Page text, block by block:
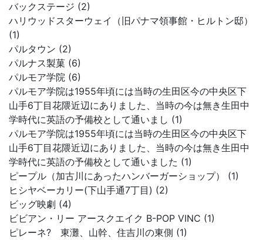
バックステージ (2)
ハリウッドスターウェイ（旧パナマ領事館・ヒルトン邸）
(1)
パルタウン (2)
パルナス製菓 (6)
パルモア学院 (6)
パルモア学院は1955年頃には当時の生田区今の中央区下
山手6丁目花隈近辺にありました、当時の今は無き生田中
学時代に英語の予備校として通いまし (1)
パルモア学院は1955年頃には当時の生田区今の中央区下
山手6丁目花隈近辺にありました、当時の今は無き生田中
学時代に英語の予備校として通いました (1)
ピープル（加古川にあったハンバーガーショップ） (1)
ヒシヤベーカリー(下山手通7丁目) (2)
ビッグ映劇 (4)
ビビアン・リー アースクエイク B-POP VINC (1)
ピレーネ? 東灘、山幹、住吉川の東側 (1)